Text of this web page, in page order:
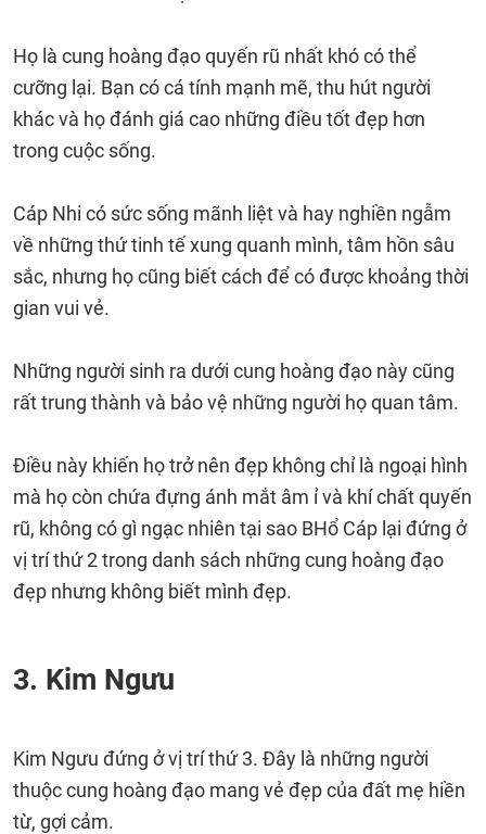
Họ là cung hoàng đạo quyến rũ nhất khó có thể
cưỡng lại. Bạn có cá tính mạnh mẽ, thu hút người
khác và họ đánh giá cao những điều tốt đẹp hơn
trong cuộc sống.
Cáp Nhi có sức sống mãnh liệt và hay nghiền ngẫm
về những thứ tinh tế xung quanh mình, tâm hồn sâu
sắc, nhưng họ cũng biết cách để có được khoảng thời
gian vui vẻ.
Những người sinh ra dưới cung hoàng đạo này cũng
rất trung thành và bảo vệ những người họ quan tâm.
Điều này khiến họ trở nên đẹp không chỉ là ngoại hình
mà họ còn chứa đựng ánh mắt âm ỉ và khí chất quyến
rũ, không có gì ngạc nhiên tại sao BHổ Cáp lại đứng ở
vị trí thứ 2 trong danh sách những cung hoàng đạo
đẹp nhưng không biết mình đẹp.
3. Kim Ngưu
Kim Ngưu đứng ở vị trí thứ 3. Đây là những người
thuộc cung hoàng đạo mang vẻ đẹp của đất mẹ hiền
từ, gợi cảm.